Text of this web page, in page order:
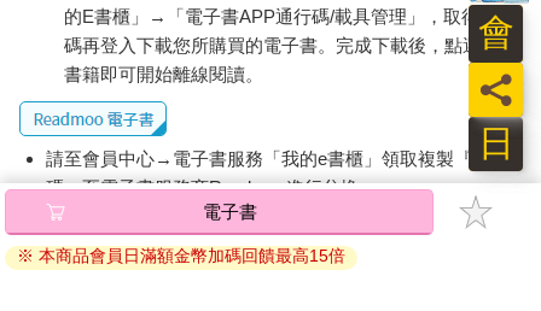
而關節炎患者要怎麼知道運動過度了？開始運動時，關節稍微酸
痛是正常的反應，但如果運動完2小時後仍會痛，甚至隔天關節還
在痛或是痛得更厲害，就應該停止或減少運動量。若出現關節腫
脹加劇、感到肌肉無力、過度疲勞，也是運動過度的徵狀。
當關節處於紅、腫、痛的發炎期時，應以休息與緩和伸展運動為
主，此時運動的目的是在維持關節的活動度。當關節疼痛時，記
得用冰敷，千萬不要熱敷。關節炎緩解後，可做等長運動來避免
肌肉萎縮；關節不再發炎時，可做等張運動。保持關節健康的要
領就是同一個姿勢不要維持得太久，隨時動一動。
的E書櫃」→「電子書APP通行碼/載具管理」，取得通行
碼再登入下載您所購買的電子書。完成下載後，點選任一
書籍即可開始離線閱讀。
請至會員中心→電子書服務「我的e書櫃」領取複製『兌換
碼』至電子書服務商Readmoo進行兌換。
退換貨須知：
因版權保護，您在金石堂所購買的電子書僅能以金石堂專屬
電子書
※ 本商品會員日滿額金幣加碼回饋最高15倍
日
員
會